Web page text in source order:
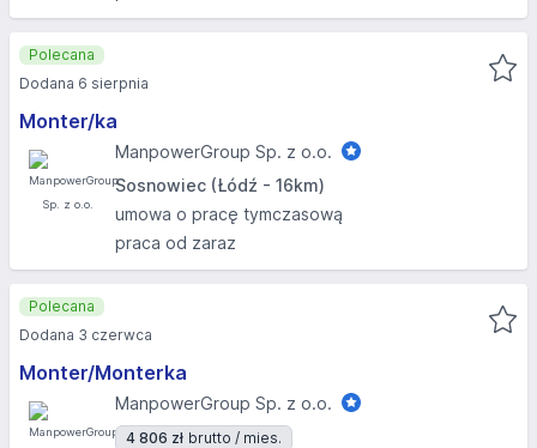
Monter/ka
ManpowerGroup Sp. z o.o.
Sosnowiec (Łódź - 16km)
umowa o pracę tymczasową
praca od zaraz
Polecana
Dodana 6 sierpnia
Monter/Monterka
ManpowerGroup Sp. z o.o.
4 806 zł brutto / mies.
Polecana
Dodana 3 czerwca